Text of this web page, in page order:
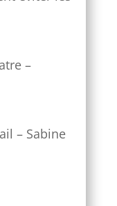
–
– Sabine